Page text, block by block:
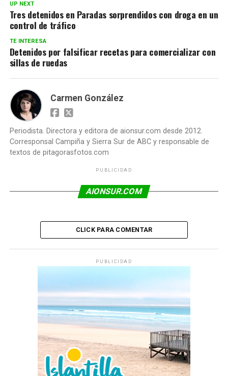
UP NEXT
Tres detenidos en Paradas sorprendidos con droga en un
control de tráfico
TE INTERESA
Detenidos por falsificar recetas para comercializar con
sillas de ruedas
Carmen González
Periodista. Directora y editora de aionsur.com desde 2012.
Corresponsal Campiña y Sierra Sur de ABC y responsable de
textos de pitagorasfotos.com
PUBLICIDAD
AIONSUR.COM
CLICK PARA COMENTAR
PUBLICIDAD